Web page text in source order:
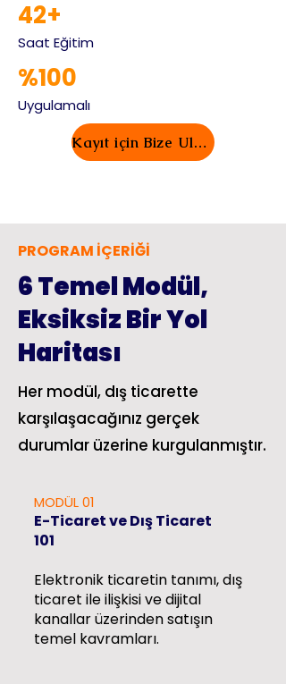
42+
Saat Eğitim
%100
Uygulamalı
Kayıt için Bize Ulaşın
PROGRAM İÇERİĞİ
6 Temel Modül,
Eksiksiz Bir Yol
Haritası
Her modül, dış ticarette
karşılaşacağınız gerçek
durumlar üzerine kurgulanmıştır.
MODÜL 01
E-Ticaret ve Dış Ticaret
101
Elektronik ticaretin tanımı, dış
ticaret ile ilişkisi ve dijital
kanallar üzerinden satışın
temel kavramları.